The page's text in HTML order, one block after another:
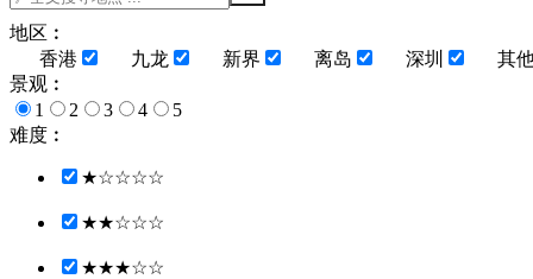
地区︰
香港
九龙 新界 离岛 深圳
其
景观︰
1
2 3 4
5
难度︰
★☆☆☆☆
★★☆☆☆
★★★☆☆